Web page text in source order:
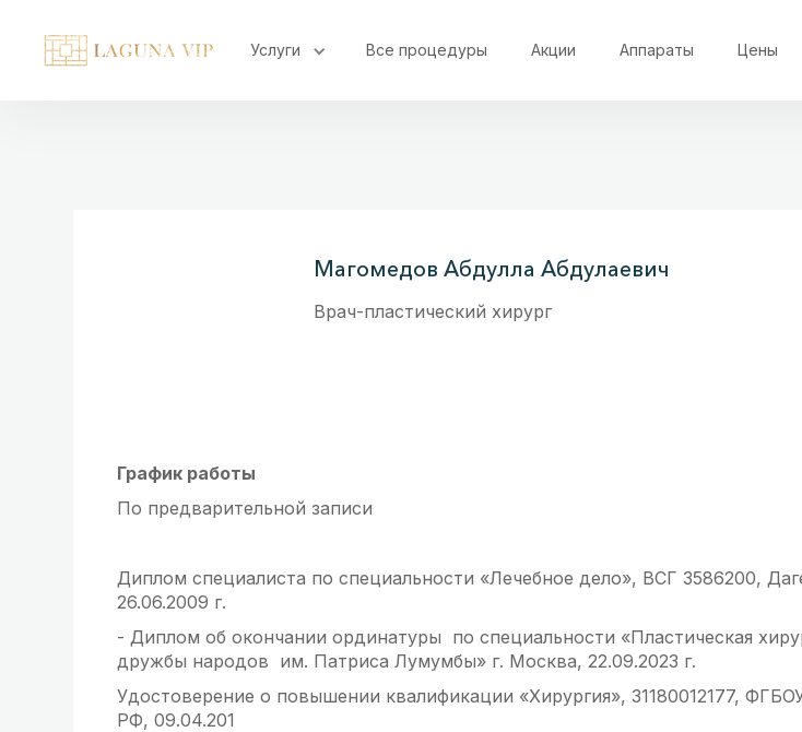
Услуги Все процедуры Акции Аппараты Цены
Магомедов Абдулла Абдулаевич
Врач-пластический хирург
График работы
По предварительной записи
Диплом специалиста по специальности «Лечебное дело», ВСГ 3586200,
26.06.2009 г.
- Диплом об окончании ординатуры по специальности «Пластическая
дружбы народов им. Патриса Лумумбы» г. Москва, 22.09.2023 г.
Удостоверение о повышении квалификации «Хирургия», 31180012177,
РФ, 09.04.201